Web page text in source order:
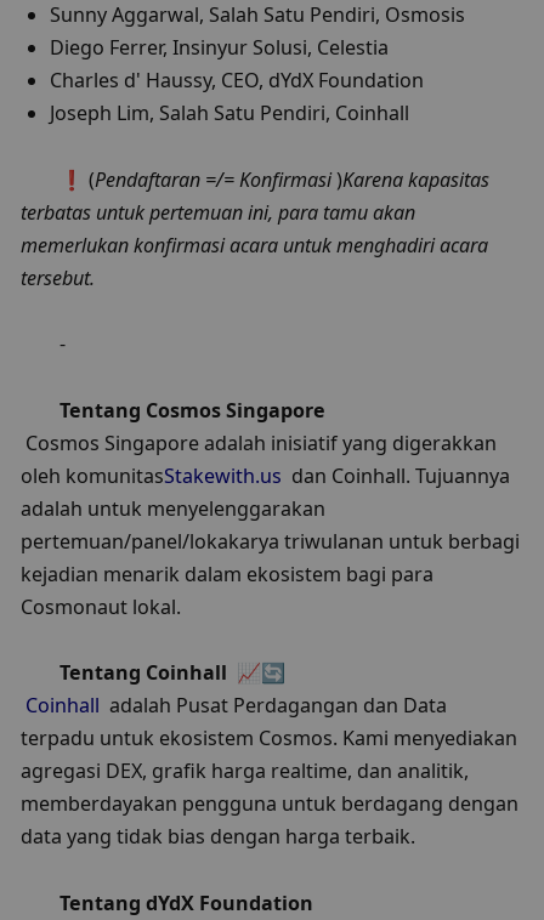
Sunny Aggarwal, Salah Satu Pendiri, Osmosis
Diego Ferrer, Insinyur Solusi, Celestia
Charles d' Haussy, CEO, dYdX Foundation
Joseph Lim, Salah Satu Pendiri, Coinhall
❗️ (Pendaftaran =/= Konfirmasi )Karena kapasitas
terbatas untuk pertemuan ini, para tamu akan
memerlukan konfirmasi acara untuk menghadiri acara
tersebut.
-
Tentang Cosmos Singapore
oleh komunitasStakewith.us
  dan Coinhall. Tujuannya
adalah untuk menyelenggarakan
pertemuan/panel/lokakarya triwulanan untuk berbagi
kejadian menarik dalam ekosistem bagi para
Cosmonaut lokal.
Tentang Coinhall
  📈🔄
Coinhall
  adalah Pusat Perdagangan dan Data
terpadu untuk ekosistem Cosmos. Kami menyediakan
agregasi DEX, grafik harga realtime, dan analitik,
memberdayakan pengguna untuk berdagang dengan
data yang tidak bias dengan harga terbaik.
Tentang dYdX Foundation